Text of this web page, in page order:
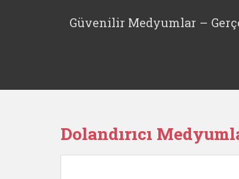
m
Güvenilir Medyumlar –
Dolandırıcı